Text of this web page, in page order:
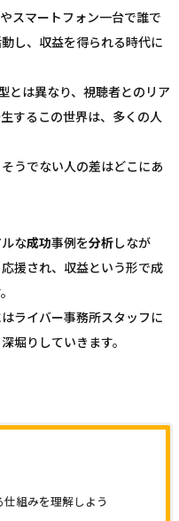
スマートフォン一台で誰で
し、収益を得られる時代に
は異なり、視聴者とのリア
するこの世界は、多くの人
うでない人の差はどこにあ
な成功事例を分析しなが
援され、収益という形で成
ライバー事務所スタッフに
堀りしていきます。
組みを理解しよう